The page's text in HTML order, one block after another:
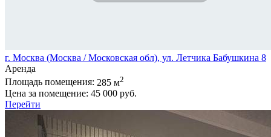
г. Москва (Москва / Московская обл), ул. Летчика Бабушкина 8
Аренда
Площадь помещения: 285 м2
Цена за помещение: 45 000 руб.
Перейти